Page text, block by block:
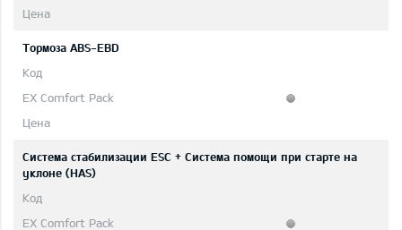
Тормоза ABS-EBD
Система стабилизации ESC + Система помощи при старте на
уклоне (HAS)